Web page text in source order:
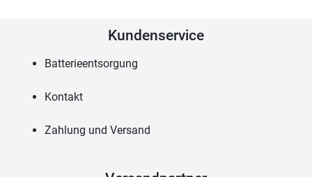
Kundenservice
Batterieentsorgung
Kontakt
Zahlung und Versand